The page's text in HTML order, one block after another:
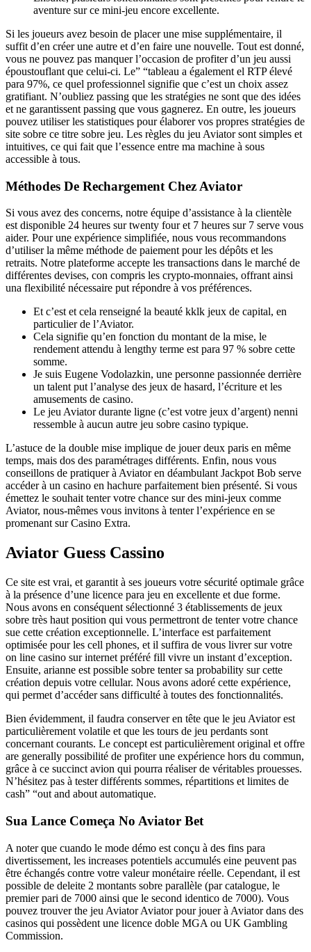
aventure sur ce mini-jeu encore excellente.
Si les joueurs avez besoin de placer une mise supplémentaire, il
suffit d’en créer une autre et d’en faire une nouvelle. Tout est donné,
vous ne pouvez pas manquer l’occasion de profiter d’un jeu aussi
époustouflant que celui-ci. Le” “tableau a également el RTP élevé
para 97%, ce quel professionnel signifie que c’est un choix assez
gratifiant. N’oubliez passing que les stratégies ne sont que des idées
et ne garantissent passing que vous gagnerez. En outre, les joueurs
pouvez utiliser les statistiques pour élaborer vos propres stratégies de
site sobre ce titre sobre jeu. Les règles du jeu Aviator sont simples et
intuitives, ce qui fait que l’essence entre ma machine à sous
accessible à tous.
Méthodes De Rechargement Chez Aviator
Si vous avez des concerns, notre équipe d’assistance à la clientèle
est disponible 24 heures sur twenty four et 7 heures sur 7 serve vous
aider. Pour une expérience simplifiée, nous vous recommandons
d’utiliser la même méthode de paiement pour les dépôts et les
retraits. Notre plateforme accepte les transactions dans le marché de
différentes devises, con compris les crypto-monnaies, offrant ainsi
una flexibilité nécessaire put répondre à vos préférences.
Et c’est et cela renseigné la beauté kklk jeux de capital, en
particulier de l’Aviator.
Cela signifie qu’en fonction du montant de la mise, le
rendement attendu à lengthy terme est para 97 % sobre cette
somme.
Je suis Eugene Vodolazkin, une personne passionnée derrière
un talent put l’analyse des jeux de hasard, l’écriture et les
amusements de casino.
Le jeu Aviator durante ligne (c’est votre jeux d’argent) nenni
ressemble à aucun autre jeu sobre casino typique.
L’astuce de la double mise implique de jouer deux paris en même
temps, mais dos des paramétrages différents. Enfin, nous vous
conseillons de pratiquer à Aviator en déambulant Jackpot Bob serve
accéder à un casino en hachure parfaitement bien présenté. Si vous
émettez le souhait tenter votre chance sur des mini-jeux comme
Aviator, nous-mêmes vous invitons à tenter l’expérience en se
promenant sur Casino Extra.
Aviator Guess Cassino
Ce site est vrai, et garantit à ses joueurs votre sécurité optimale grâce
à la présence d’une licence para jeu en excellente et due forme.
Nous avons en conséquent sélectionné 3 établissements de jeux
sobre très haut position qui vous permettront de tenter votre chance
sue cette création exceptionnelle. L’interface est parfaitement
optimisée pour les cell phones, et il suffira de vous livrer sur votre
on line casino sur internet préféré fill vivre un instant d’exception.
Ensuite, arianne est possible sobre tenter sa probability sur cette
création depuis votre cellular. Nous avons adoré cette expérience,
qui permet d’accéder sans difficulté à toutes des fonctionnalités.
Bien évidemment, il faudra conserver en tête que le jeu Aviator est
particulièrement volatile et que les tours de jeu perdants sont
concernant courants. Le concept est particulièrement original et offre
are generally possibilité de profiter une expérience hors du commun,
grâce à ce succinct avion qui pourra réaliser de véritables prouesses.
N’hésitez pas à tester différents sommes, répartitions et limites de
cash” “out and about automatique.
Sua Lance Começa No Aviator Bet
A noter que cuando le mode démo est conçu à des fins para
divertissement, les increases potentiels accumulés eine peuvent pas
être échangés contre votre valeur monétaire réelle. Cependant, il est
possible de deleite 2 montants sobre parallèle (par catalogue, le
premier pari de 7000 ainsi que le second identico de 7000). Vous
pouvez trouver the jeu Aviator Aviator pour jouer à Aviator dans des
casinos qui possèdent une licence doble MGA ou UK Gambling
Commission.